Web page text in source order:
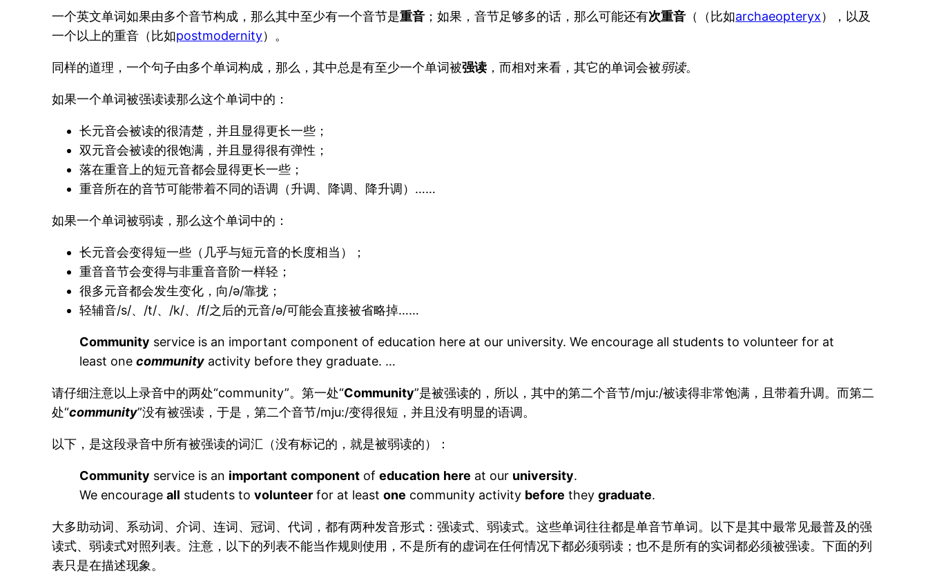
一个英文单词如果由多个音节构成，那么其中至少有一个音节是重音 ；如果，音节足够多的话，那么可能还有次重音 （（比如archaeopteryx），以及
一个以上的重音（比如postmodernity）。
同样的道理，一个句子由多个单词构成，那么，其中总是有至少一个单词被强读 ，而相对来看，其它的单词会被弱读。
如果一个单词被强读读那么这个单词中的：
长元音会被读的很清楚，并且显得更长一些；
双元音会被读的很饱满，并且显得很有弹性；
落在重音上的短元音都会显得更长一些；
重音所在的音节可能带着不同的语调（升调、降调、降升调）……
如果一个单词被弱读，那么这个单词中的：
长元音会变得短一些（几乎与短元音的长度相当）；
重音音节会变得与非重音音阶一样轻；
很多元音都会发生变化，向/ə/靠拢；
轻辅音/s/、/t/、/k/、/f/之后的元音/ə/可能会直接被省略掉……
Community service is an important component of education here at our university. We encourage all students to volunteer for at
least onecommunity activity before they graduate. …
请仔细注意以上录音中的两处“community”。第一处“Community”是被强读的，所以，其中的第二个音节/mju:/被读得非常饱满，且带着升调。而第二
处“community”没有被强读，于是，第二个音节/mju:/变得很短，并且没有明显的语调。
以下，是这段录音中所有被强读的词汇（没有标记的，就是被弱读的）：
Community service is an important component ofeducation here at our university.
We encourageall students tovolunteer for at leastone community activity before theygraduate.
大多助动词、系动词、介词、连词、冠词、代词，都有两种发音形式：强读式、弱读式。这些单词往往都是单音节单词。以下是其中最常见最普及的强
读式、弱读式对照列表。注意，以下的列表不能当作规则使用，不是所有的虚词在任何情况下都必须弱读；也不是所有的实词都必须被强读。下面的列
表只是在描述现象。